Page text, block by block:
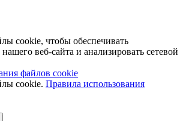
cookie, чтобы обеспечивать
веб-сайта и анализировать сетевой
файлов cookie
cookie. Правила использования